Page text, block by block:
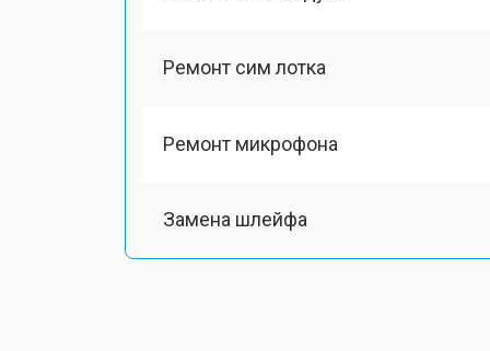
Ремонт сим лотка
Ремонт микрофона
Замена шлейфа